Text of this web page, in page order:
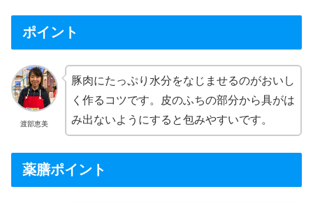
ポイント
渡部恵美
豚肉にたっぷり水分をなじませるのがおいし
く作るコツです。皮のふちの部分から具がは
み出ないようにすると包みやすいです。
薬膳ポイント